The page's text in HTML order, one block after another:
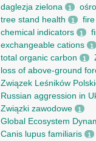
daglezja zielona 1
tree stand health 1
chemical indicators 1
exchangeable cations 1
total organic carbon 1
loss of above-ground
Związek Leśników
Russian aggression in
Związki zawodowe 1
Global Ecosystem
Canis lupus familiaris 1